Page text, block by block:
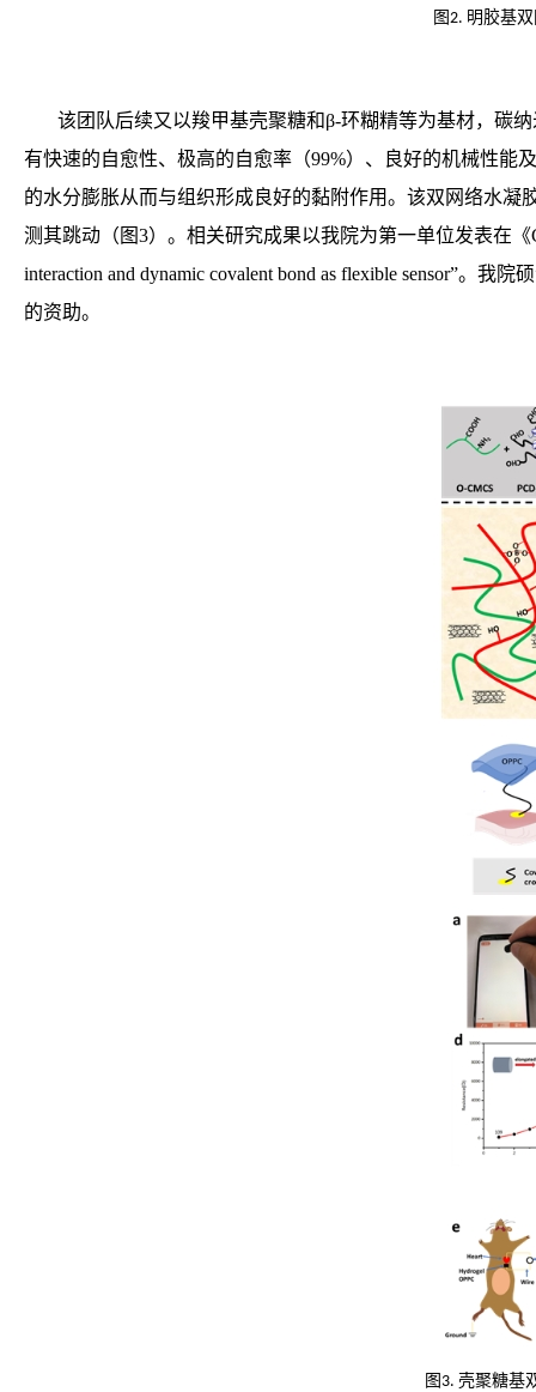
图2. 明胶基
该团队后续又以羧甲基壳聚糖和β-环糊精等为基材，碳
有快速的自愈性、极高的自愈率（99%）、良好的机械性能
的水分膨胀从而与组织形成良好的黏附作用。该双网络水
测其跳动（图3）。相关研究成果以我院为第一单位发表在《
interaction and dynamic covalent bond as flexible sensor”。我院
的资助。
图 3. 壳聚糖基